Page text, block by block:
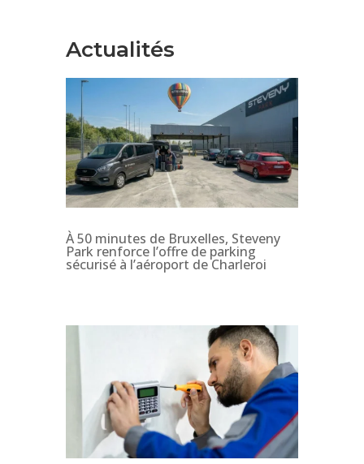
Actualités
À 50 minutes de Bruxelles, Steveny
Park renforce l’offre de parking
sécurisé à l’aéroport de Charleroi